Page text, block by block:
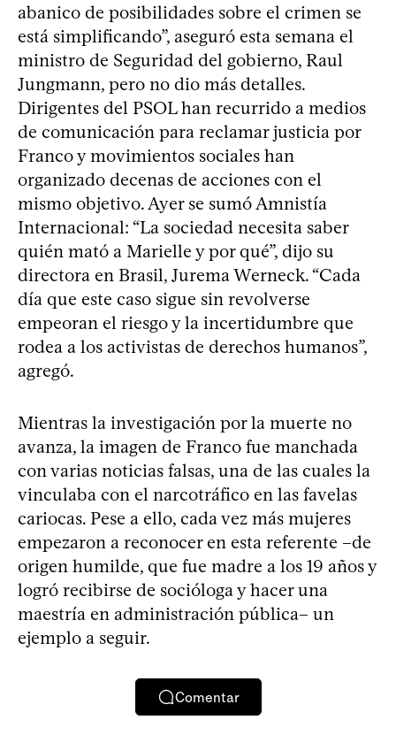
abanico de posibilidades sobre el crimen se
está simplificando”, aseguró esta semana el
ministro de Seguridad del gobierno, Raul
Jungmann, pero no dio más detalles.
Dirigentes del PSOL han recurrido a medios
de comunicación para reclamar justicia por
Franco y movimientos sociales han
organizado decenas de acciones con el
mismo objetivo. Ayer se sumó Amnistía
Internacional: “La sociedad necesita saber
quién mató a Marielle y por qué”, dijo su
directora en Brasil, Jurema Werneck. “Cada
día que este caso sigue sin revolverse
empeoran el riesgo y la incertidumbre que
rodea a los activistas de derechos humanos”,
agregó.
Mientras la investigación por la muerte no
avanza, la imagen de Franco fue manchada
con varias noticias falsas, una de las cuales la
vinculaba con el narcotráfico en las favelas
cariocas. Pese a ello, cada vez más mujeres
empezaron a reconocer en esta referente –de
origen humilde, que fue madre a los 19 años y
logró recibirse de socióloga y hacer una
maestría en administración pública– un
ejemplo a seguir.
Comentar